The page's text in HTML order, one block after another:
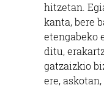
hitzetan.
kanta, bere
etengabeko
ditu,
gatzaizkio
ere,